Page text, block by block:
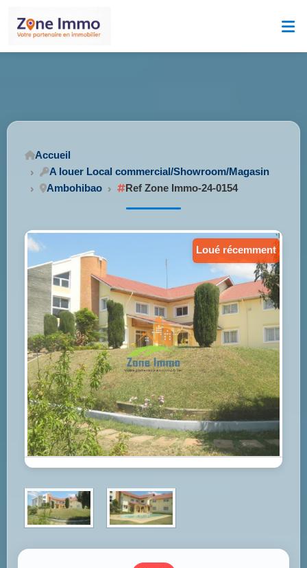
Accueil
A louer Local commercial/Showroom/Magasin
Ambohibao
Ref Zone Immo-24-0154
loué récemment